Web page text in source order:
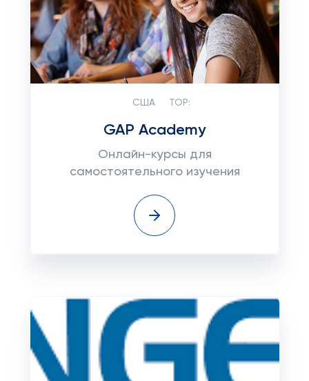
США TOP:
GAP Academy
Онлайн-курсы для
самостоятельного изучения